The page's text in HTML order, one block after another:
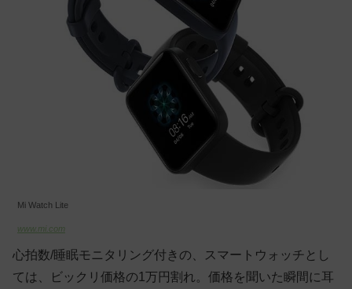
Mi Watch Lite
www.mi.com
心拍数/睡眠モニタリング付きの、スマートウォッチとし
ては、ビックリ価格の1万円割れ。価格を聞いた瞬間に耳